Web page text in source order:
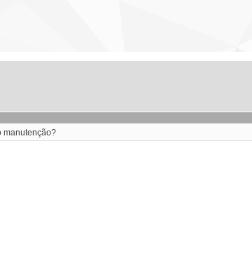
manutenção?